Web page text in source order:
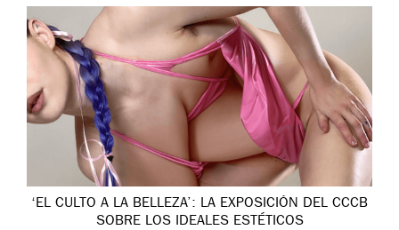
‘EL CULTO A LA BELLEZA’: LA EXPOSICIÓN DEL CCCB
SOBRE LOS IDEALES ESTÉTICOS